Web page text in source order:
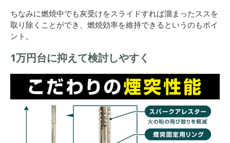
ちなみに燃焼中でも灰受けをスライドすれば溜まったススを
取り除くことができ、燃焼効率を維持できるというのもポイ
ント。
1万円台に抑えて検討しやすく